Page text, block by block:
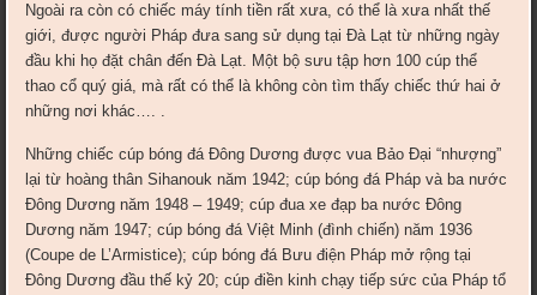
Ngoài ra còn có chiếc máy tính tiền rất xưa, có thể là xưa nhất thế
giới, được người Pháp đưa sang sử dụng tại Đà Lạt từ những ngày
đầu khi họ đặt chân đến Đà Lạt. Một bộ sưu tập hơn 100 cúp thể
thao cổ quý giá, mà rất có thể là không còn tìm thấy chiếc thứ hai ở
những nơi khác…. .
Những chiếc cúp bóng đá Đông Dương được vua Bảo Đại “nhượng”
lại từ hoàng thân Sihanouk năm 1942; cúp bóng đá Pháp và ba nước
Đông Dương năm 1948 – 1949; cúp đua xe đạp ba nước Đông
Dương năm 1947; cúp bóng đá Việt Minh (đình chiến) năm 1936
(Coupe de L’Armistice); cúp bóng đá Bưu điện Pháp mở rộng tại
Đông Dương đầu thế kỷ 20; cúp điền kinh chạy tiếp sức của Pháp tổ